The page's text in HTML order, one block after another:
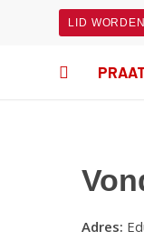
LID WORDEN
Adres: